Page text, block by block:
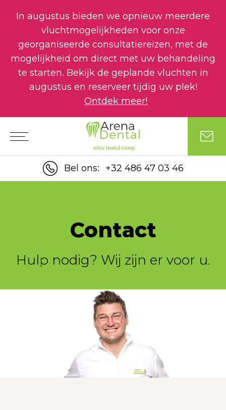
In augustus bieden we opnieuw meerdere
vluchtmogelijkheden voor onze
georganiseerde consultatiereizen, met de
mogelijkheid om direct met uw behandeling
te starten. Bekijk de geplande vluchten in
augustus en reserveer tijdig uw plek!
Ontdek meer!
Bel ons: +32 486 47 03 46
Contact
Hulp nodig? Wij zijn er voor u.